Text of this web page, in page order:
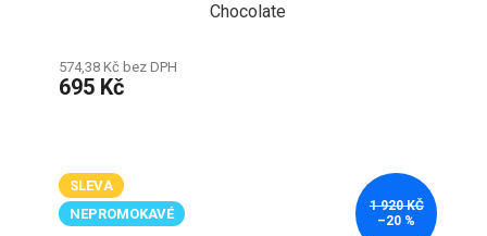
Chocolate
574,38 Kč bez DPH
695 Kč
SLEVA
NEPROMOKAVÉ
1 920 KČ
–20 %